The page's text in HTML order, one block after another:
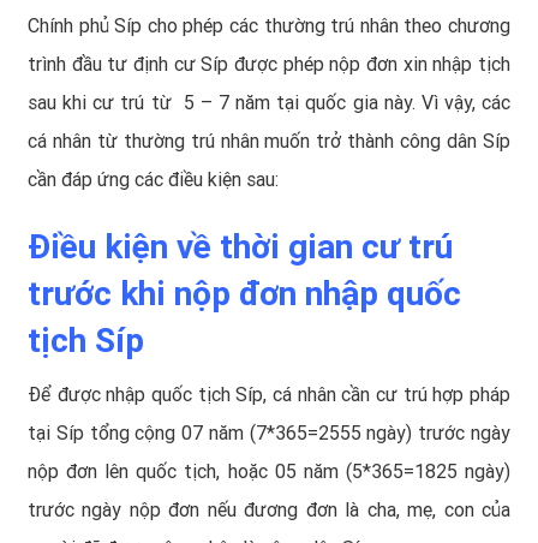
Chính phủ Síp cho phép các thường trú nhân theo chương
trình đầu tư định cư Síp được phép nộp đơn xin nhập tịch
sau khi cư trú từ 5 – 7 năm tại quốc gia này. Vì vậy, các
cá nhân từ thường trú nhân muốn trở thành công dân Síp
cần đáp ứng các điều kiện sau:
Điều kiện về thời gian cư trú
trước khi nộp đơn nhập quốc
tịch Síp
Để đượcnhập quốc tịch Síp, cá nhân cần cư trú hợp pháp
tại Síp tổng cộng 07 năm (7*365=2555 ngày) trước ngày
nộp đơn lên quốc tịch, hoặc 05 năm (5*365=1825 ngày)
trước ngày nộp đơn nếu đương đơn là cha, mẹ, con của